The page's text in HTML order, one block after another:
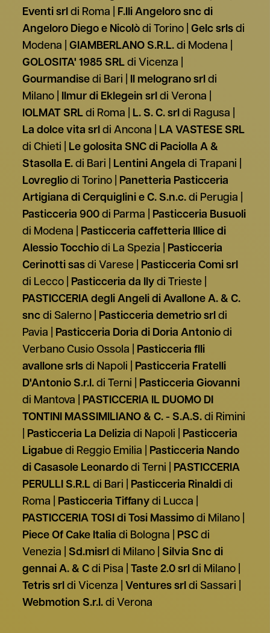
Eventi srl di Roma
F.lli Angeloro snc di
Angeloro Diego e Nicolò di Torino Gelc srls di
Modena
GIAMBERLANO S.R.L. di Modena
GOLOSITA' 1985 SRL di Vicenza
Gourmandise di Bari Il melograno srl di
Milano
Ilmur di Eklegein srl di Verona
IOLMAT SRL di Roma L. S. C. srl di Ragusa
La dolce vita srl di Ancona
LA VASTESE SRL
di Chieti
Le golosita SNC di Paciolla A &
Stasolla E. di Bari Lentini Angela di Trapani
Lovreglio di Torino
Panetteria Pasticceria
Artigiana di Cerquiglini e C. S.n.c. di Perugia
Pasticceria 900 di Parma
Pasticceria Busuoli
di Modena
Pasticceria caffetteria Illice di
Alessio Tocchio di La Spezia
Pasticceria
Cerinotti sas di Varese
Pasticceria Comi srl
di Lecco
Pasticceria da Ily di Trieste
PASTICCERIA degli Angeli di Avallone A. & C.
sncdi Salerno Pasticceria demetrio srl di
Pavia
Pasticceria Doria di Doria Antonio di
Verbano Cusio Ossola
Pasticceria flli
avallone srls di Napoli
Pasticceria Fratelli
D'Antonio S.r.l. di Terni
Pasticceria Giovanni
di Mantova
PASTICCERIA IL DUOMO DI
TONTINI MASSIMILIANO & C. - S.A.S. di Rimini
Pasticceria La Delizia di Napoli
Pasticceria
Ligabuedi Reggio Emilia
Pasticceria Nando
di Casasole Leonardo di Terni
PASTICCERIA
PERULLI S.R.Ldi Bari Pasticceria Rinaldi di
Roma
Pasticceria Tiffany di Lucca
PASTICCERIA TOSI di Tosi Massimo di Milano
Piece Of Cake Italia di Bologna PSC di
Venezia
Sd.misrl di Milano
Silvia Snc di
gennai A. & C di Pisa Taste 2.0 srldi Milano
Tetris srl di Vicenza Ventures srl di Sassari
Webmotion S.r.l. di Verona